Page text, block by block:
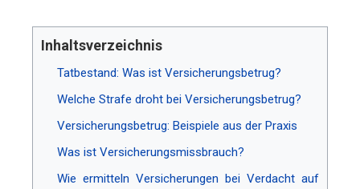
Inhaltsverzeichnis
Tatbestand: Was ist Versicherungsbetrug?
Welche Strafe droht bei Versicherungsbetrug?
Versicherungsbetrug: Beispiele aus der Praxis
Was ist Versicherungsmissbrauch?
Wie ermitteln Versicherungen bei Verdacht auf